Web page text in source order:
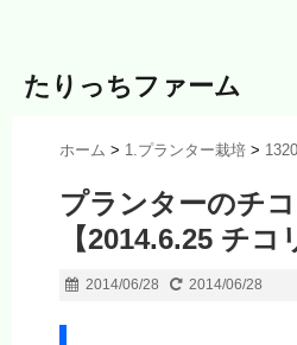
たりっちファーム
ホーム > 1.プランター栽培 >
プランターのチ
【2014.6.25 チコ
2014/06/28 2014/06/28